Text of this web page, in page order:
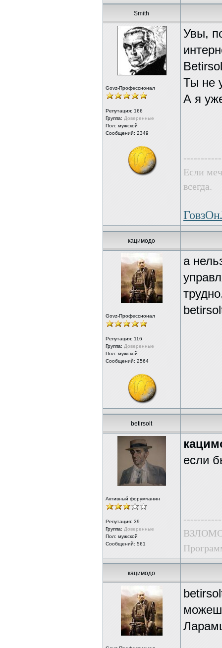
Smith
Govz-Профессионал
Репутация: 166
Группа: Доверенные
Пол: мужской
Сообщений: 2349
Увы,
Ты не
А я
Если
всегда.
кацимодо
Govz-Профессионал
Репутация: 116
Группа: Доверенные
Пол: мужской
Сообщений: 2564
а
betirsolt
Активный форумчанин
Репутация: 39
Группа: Доверенные
Пол: мужской
Сообщений: 561
если
кацимодо